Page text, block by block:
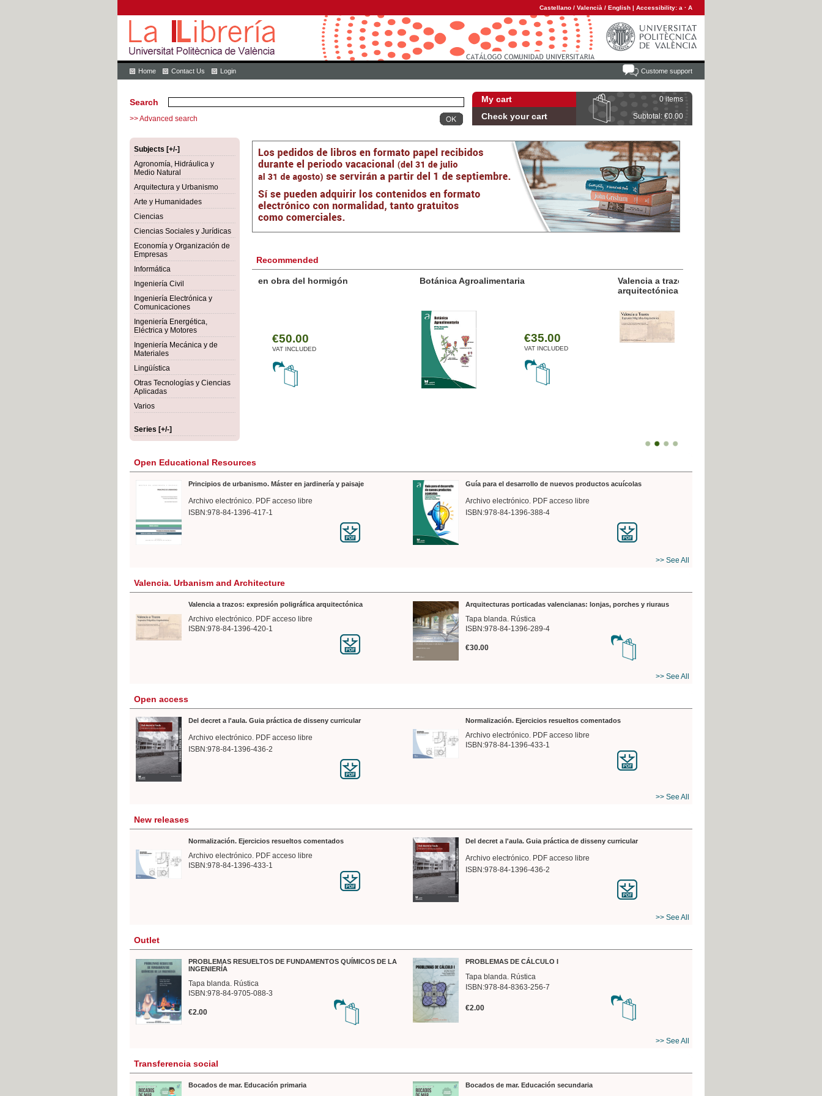
Castellano / Valencià / English | Accessibility: a · A
Custome support
Home Contact Us Login
My cart 0 items
Check your cart Subtotal: €0.00
Search
>> Advanced search
Subjects [+/-]
Agronomía, Hidráulica y
Medio Natural
Arquitectura y Urbanismo
Arte y Humanidades
Ciencias
Ciencias Sociales y Jurídicas
Economía y Organización de
Empresas
Informática
Ingeniería Civil
Ingeniería Electrónica y
Comunicaciones
Ingeniería Energética,
Eléctrica y Motores
Ingeniería Mecánica y de
Materiales
Lingüística
Otras Tecnologías y Ciencias
Aplicadas
Varios
Series [+/-]
Recommended
Botánica Agroalimentaria
Valencia a trazos: expresión poligráfica
Open Educational Resources
Principios de urbanismo. Máster en jardinería y paisaje
Archivo electrónico. PDF acceso libre
ISBN:978-84-1396-417-1
Guía para el desarrollo de nuevos productos acuícolas
Archivo electrónico. PDF acceso libre
ISBN:978-84-1396-388-4
>> See All
Valencia. Urbanism and Architecture
Valencia a trazos: expresión poligráfica arquitectónica
Archivo electrónico. PDF acceso libre
ISBN:978-84-1396-420-1
Arquitecturas porticadas valencianas: lonjas, porches y riuraus
Tapa blanda. Rústica
ISBN:978-84-1396-289-4
€30.00
>> See All
Open access
Del decret a l'aula. Guia práctica de disseny curricular
Archivo electrónico. PDF acceso libre
ISBN:978-84-1396-436-2
Normalización. Ejercicios resueltos comentados
Archivo electrónico. PDF acceso libre
ISBN:978-84-1396-433-1
>> See All
New releases
Normalización. Ejercicios resueltos comentados
Archivo electrónico. PDF acceso libre
ISBN:978-84-1396-433-1
Del decret a l'aula. Guia práctica de disseny curricular
Archivo electrónico. PDF acceso libre
ISBN:978-84-1396-436-2
>> See All
Outlet
PROBLEMAS RESUELTOS DE FUNDAMENTOS QUÍMICOS DE LA
INGENIERÍA
Tapa blanda. Rústica
ISBN:978-84-9705-088-3
€2.00
PROBLEMAS DE CÁLCULO I
Tapa blanda. Rústica
ISBN:978-84-8363-256-7
€2.00
>> See All
Transferencia social
Bocados de mar. Educación primaria Bocados de mar. Educación secundaria